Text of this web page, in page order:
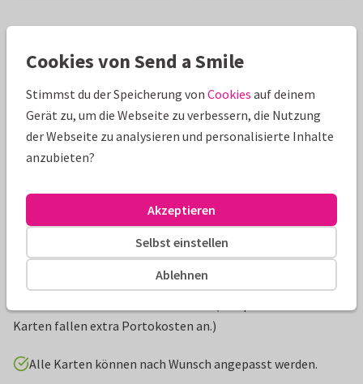
Produktinformation
Fröhliche Grußkarte zu Weihnachten mit eigenem Foto und
Karten fallen extra Portokosten an.)
Alle Karten können nach Wunsch angepasst werden.
Cookies von Send a Smile
Stimmst du der Speicherung von Cookies auf deinem
Gerät zu, um die Webseite zu verbessern, die Nutzung
der Webseite zu analysieren und personalisierte Inhalte
anzubieten?
Ablehnen
Selbst einstellen
Akzeptieren